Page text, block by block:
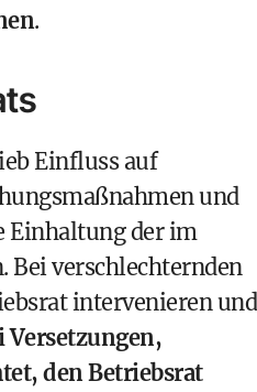
.
Einfluss auf
und
Einhaltung der im
Bei verschlechternden
intervenieren und
Versetzungen,
den Betriebsrat